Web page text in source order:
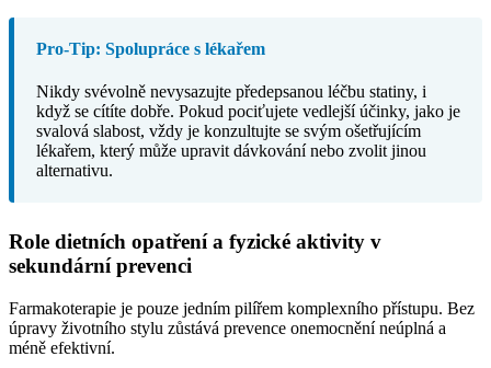
Pro-Tip: Spolupráce s lékařem
Nikdy svévolně nevysazujte předepsanou léčbu statiny, i
když se cítíte dobře. Pokud pociťujete vedlejší účinky, jako je
svalová slabost, vždy je konzultujte se svým ošetřujícím
lékařem, který může upravit dávkování nebo zvolit jinou
alternativu.
Role dietních opatření a fyzické aktivity v
sekundární prevenci
Farmakoterapie je pouze jedním pilířem komplexního přístupu. Bez
úpravy životního stylu zůstává prevence onemocnění neúplná a
méně efektivní.